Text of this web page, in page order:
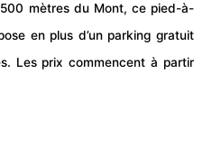
mètres du Mont, ce pied-à-
en plus d’un parking gratuit
Les prix commencent à partir